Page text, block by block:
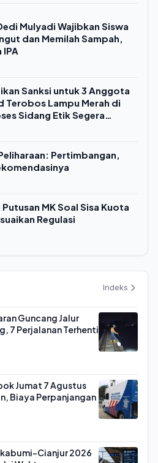
Mulyadi Wajibkan Siswa
dan Memilah Sampah,
Sanksi untuk 3 Anggota
Terobos Lampu Merah di
Sidang Etik Segera
Pertimbangan,
MK Soal Sisa Kuota
Regulasi
Indeks
Guncang Jalur
7 Perjalanan Terhenti
Jumat 7 Agustus
Biaya Perpanjangan
Cianjur 2026